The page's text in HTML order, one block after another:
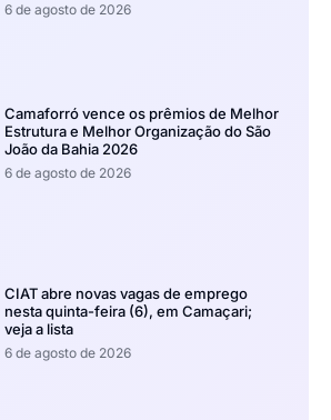
6 de agosto de 2026
Camaforró vence os prêmios de Melhor
Estrutura e Melhor Organização do São
João da Bahia 2026
6 de agosto de 2026
CIAT abre novas vagas de emprego
nesta quinta-feira (6), em Camaçari;
veja a lista
6 de agosto de 2026